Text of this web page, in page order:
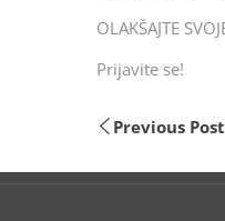
OLAKŠAJTE
Prijavite se!
Previous Post